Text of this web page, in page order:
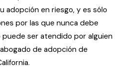
adopción en riesgo, y es sólo
por las que nunca debe
puede ser atendido por alguien
de adopción de